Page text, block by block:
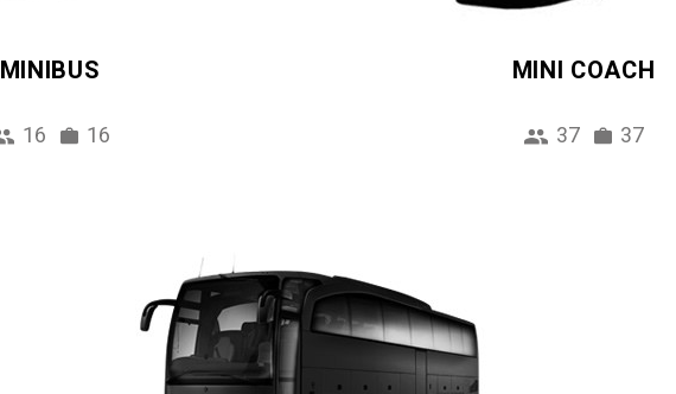
MINIBUS
16 16
MINI COACH
37 37